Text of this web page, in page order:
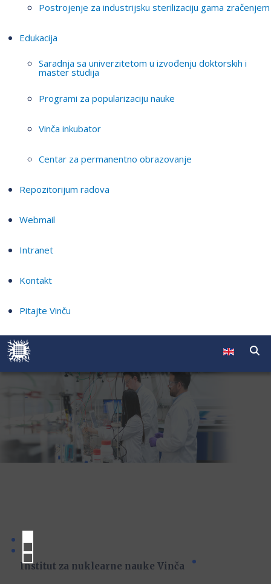
Postrojenje za industrijsku sterilizaciju gama zračenjem
Edukacija
Saradnja sa univerzitetom u izvođenju doktorskih i
master studija
Programi za popularizaciju nauke
Vinča inkubator
Centar za permanentno obrazovanje
Repozitorijum radova
Webmail
Intranet
Kontakt
Pitajte Vinču
Institut za nuklearne nauke Vinča